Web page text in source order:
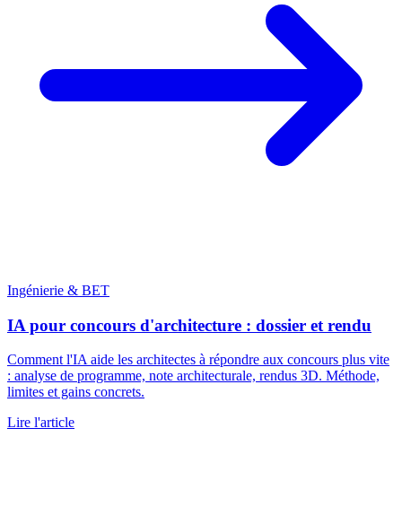
Ingénierie & BET
IA pour concours d'architecture : dossier et rendu
Comment l'IA aide les architectes à répondre aux concours plus vite
: analyse de programme, note architecturale, rendus 3D. Méthode,
limites et gains concrets.
Lire l'article